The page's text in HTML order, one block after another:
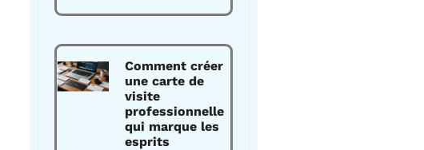
Comment créer
une carte de
visite
professionnelle
qui marque les
esprits